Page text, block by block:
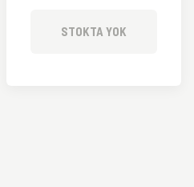
STOKTA YOK